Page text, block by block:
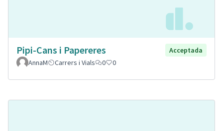
Pipi-Cans i Papereres
Acceptada
AnnaM
Carrers i Vials 0 0